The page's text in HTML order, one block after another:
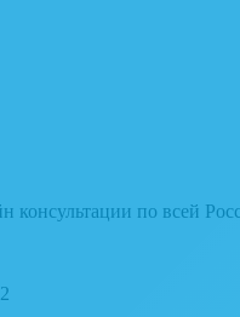
консультации по всей